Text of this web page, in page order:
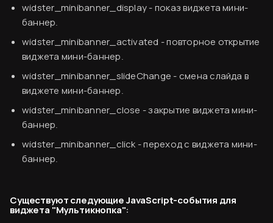
widster_minibanner_display- показ виджета мини-
баннер.
widster_minibanner_activated - повторное открытие
виджета мини-баннер.
widster_minibanner_slideChange - смена слайда в
виджете мини-баннер.
widster_minibanner_close - закрытие виджета мини-
баннер.
widster_minibanner_click - переход с виджета мини-
баннер.
Существуют следующие JavaScript-события для
виджета "Мультикнопка":
Согласен